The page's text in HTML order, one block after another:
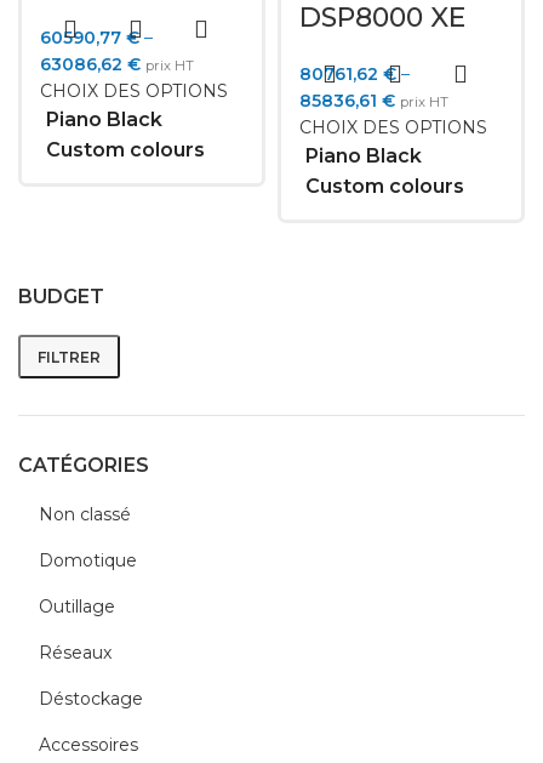
BUDGET
Prix
Prix
FILTRER
CATÉGORIES
Non classé
Domotique
Outillage
Réseaux
Déstockage
Accessoires
60590,77 €–
63086,62 € prix HT
CHOIX DES OPTIONS
Piano Black
Custom colours
DSP8000 XE
80761,62 €–
85836,61 € prix HT
CHOIX DES OPTIONS
Piano Black
Custom colours